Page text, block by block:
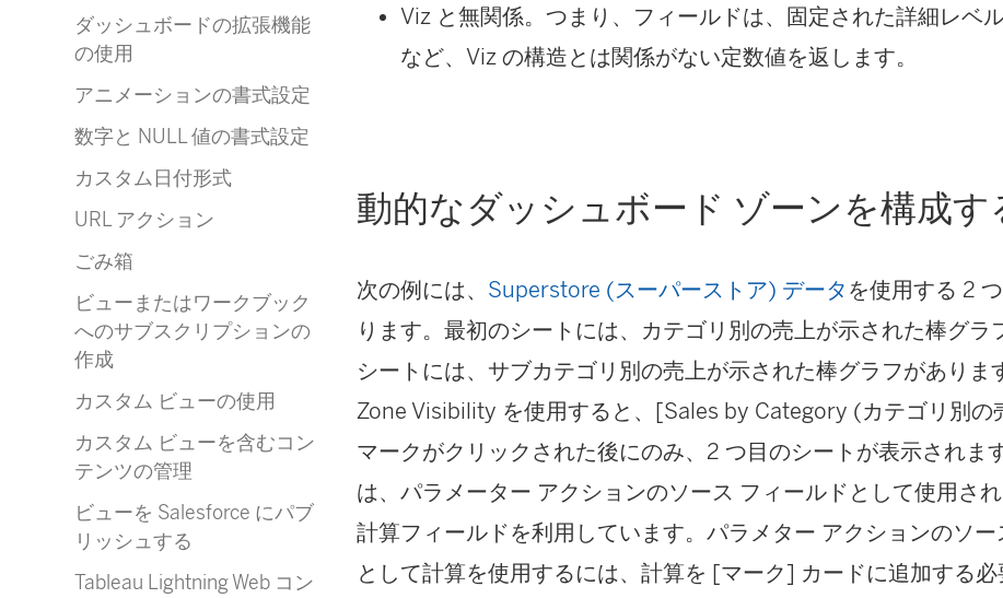
ダッシュボードの拡張機能
の使用
アニメーションの書式設定
数字と NULL 値の書式設定
カスタム日付形式
URL アクション
ごみ箱
ビューまたはワークブック
へのサブスクリプションの
作成
カスタム ビューの使用
カスタム ビューを含むコン
テンツの管理
ビューを Salesforce にパブ
リッシュする
Tableau Lightning Web コン
Viz と無関係。つまり、フィールドは、固定された詳細レベ
など、Viz の構造とは関係がない定数値を返します。
動的なダッシュボード ゾーンを構成す
次の例には、 Superstore (スーパーストア) データ を使用する 2
ります。最初のシートには、カテゴリ別の売上が示された棒グラ
シートには、サブカテゴリ別の売上が示された棒グラフがありま
Zone Visibility を使用すると、[Sales by Category (カテゴリ別の
マークがクリックされた後にのみ、2 つ目のシートが表示されま
は、パラメーター アクションのソース フィールドとして使用さ
計算フィールドを利用しています。パラメター アクションのソー
として計算を使用するには、計算を [マーク] カードに追加する必